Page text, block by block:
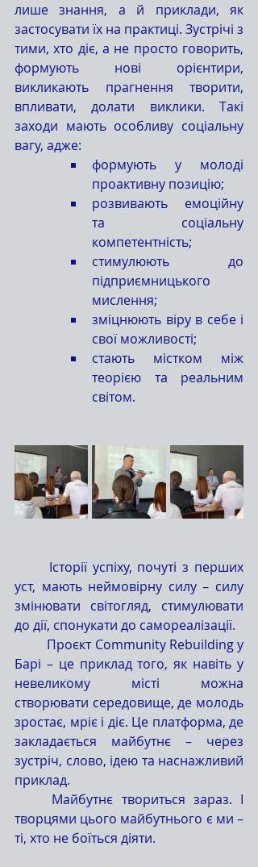
лише знання, а й приклади, як
застосувати їх на практиці. Зустрічі з
тими, хто діє, а не просто говорить,
формують нові орієнтири,
викликають прагнення творити,
впливати, долати виклики. Такі
заходи мають особливу соціальну
вагу, адже:
формують у молоді
проактивну позицію;
розвивають емоційну
та соціальну
компетентність;
стимулюють до
підприємницького
мислення;
зміцнюють віру в себе і
свої можливості;
стають містком між
теорією та реальним
світом.
уст, мають неймовірну силу – силу
змінювати світогляд, стимулювати
до дії, спонукати до самореалізації.
Барі – це приклад того, як навіть у
невеликому місті можна
створювати середовище, де молодь
зростає, мріє і діє. Це платформа, де
закладається майбутнє – через
зустріч, слово, ідею та наснажливий
приклад.
творцями цього майбутнього є ми –
ті, хто не боїться діяти.